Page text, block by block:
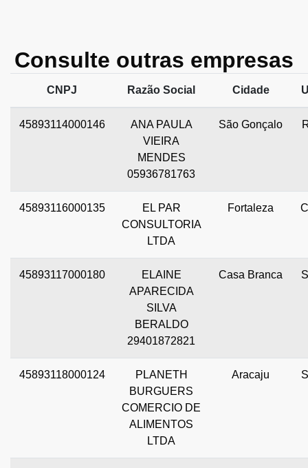
Consulte outras empresas
CNPJ Razão Social Cidade
45893114000146
ANA PAULA
VIEIRA
MENDES
05936781763
São Gonçalo
45893116000135
EL PAR
CONSULTORIA
LTDA
Fortaleza
45893117000180
ELAINE
APARECIDA
SILVA
BERALDO
29401872821
Casa Branca
45893118000124
PLANETH
BURGUERS
COMERCIO DE
ALIMENTOS
LTDA
Aracaju